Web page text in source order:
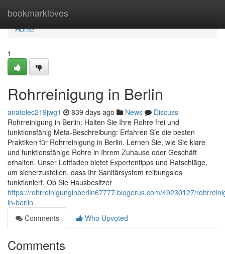
bookmarkloves
Home
Home
1
Rohrreinigung in Berlin
anatolec219jwg1 839 days ago News
Discuss
Rohrreinigung in Berlin: Halten Sie Ihre Rohre frei und
funktionsfähig Meta-Beschreibung: Erfahren Sie die besten
Praktiken für Rohrreinigung in Berlin. Lernen Sie, wie Sie klare
und funktionsfähige Rohre in Ihrem Zuhause oder Geschäft
erhalten. Unser Leitfaden bietet Expertentipps und Ratschläge,
um sicherzustellen, dass Ihr Sanitärsystem reibungslos
funktioniert. Ob Sie Hausbesitzer
https://rohrreinigunginberlin67777.blogerus.com/49230127/
in-berlin
Comments
Who Upvoted
Comments